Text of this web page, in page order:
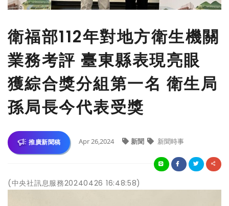
衛福部112年對地方衛生機關
業務考評 臺東縣表現亮眼
獲綜合獎分組第一名 衛生局
孫局長今代表受獎
推廣新聞稿 Apr 26,2024 新聞 新聞時事
(中央社訊息服務20240426 16:48:58)